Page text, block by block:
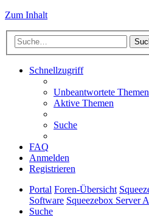
Zum Inhalt
Schnellzugriff
Unbeantwortete Themen
Aktive Themen
Suche
FAQ
Anmelden
Registrieren
Portal Foren-Übersicht
Software Squeezebox Server
Suche